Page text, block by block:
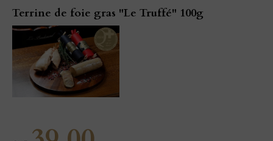
Terrine de foie gras "Le Truffé" 100g